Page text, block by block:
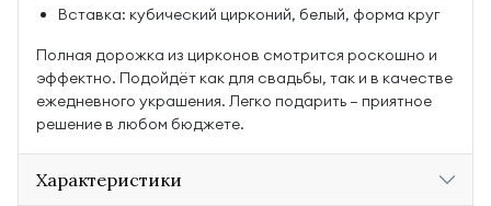
Вставка: кубический цирконий, белый, форма круг
Полная дорожка из цирконов смотрится роскошно и
эффектно. Подойдёт как для свадьбы, так и в качестве
ежедневного украшения. Легко подарить — приятное
решение в любом бюджете.
Характеристики